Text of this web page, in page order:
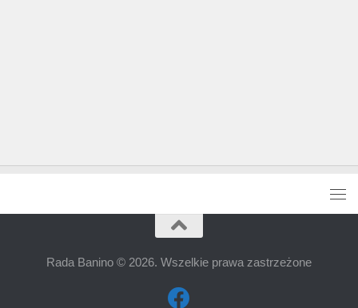
Rada Banino © 2026. Wszelkie prawa zastrzeżone